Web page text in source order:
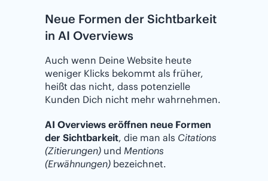
Neue Formen der Sichtbarkeit
in AI Overviews
Auch wenn Deine Website heute
weniger Klicks bekommt als früher,
heißt das nicht, dass potenzielle
Kunden Dich nicht mehr wahrnehmen.
AI Overviews eröffnen neue Formen
der Sichtbarkeit, die man als Citations
(Zitierungen) und Mentions
(Erwähnungen) bezeichnet.